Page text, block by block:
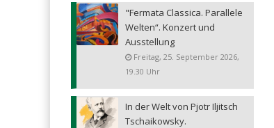
"Fermata Classica. Parallele
Welten“. Konzert und
Ausstellung
Freitag, 25. September 2026,
19.30 Uhr
In der Welt von Pjotr Iljitsch
Tschaikowsky.